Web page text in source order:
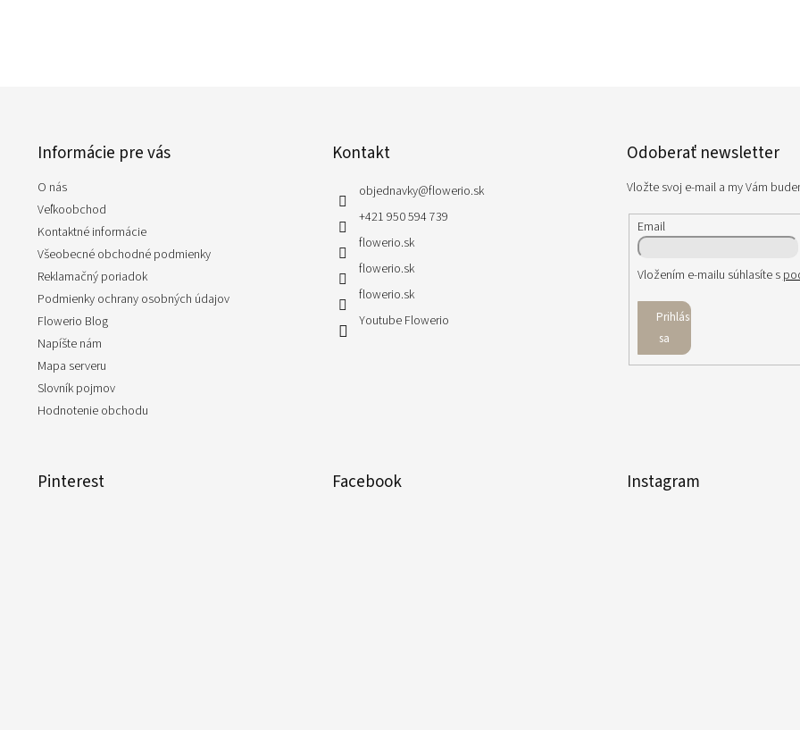
Informácie pre vás
O nás
Veľkoobchod
Kontaktné informácie
Všeobecné obchodné podmienky
Reklamačný poriadok
Podmienky ochrany osobných údajov
Flowerio Blog
Napíšte nám
Mapa serveru
Slovník pojmov
Hodnotenie obchodu
Kontakt
objednavky@flowerio.sk
+421 950 594 739
flowerio.sk
flowerio.sk
flowerio.sk
Youtube Flowerio
Odoberať newsletter
Vložte svoj e-mail a my Vám
Email
Vložením e-mailu súhlasíte s
Prihlásiť
sa
Pinterest Facebook Instagram